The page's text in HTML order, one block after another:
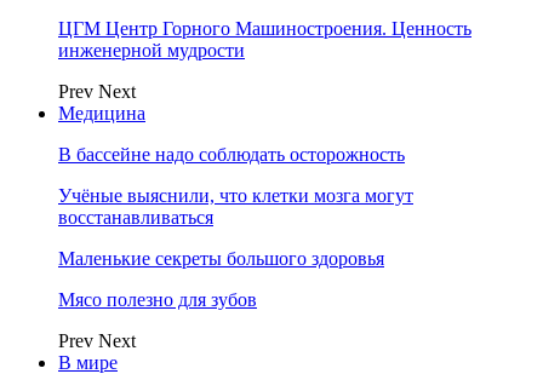
ЦГМ Центр Горного Машиностроения. Ценность
инженерной мудрости
Prev Next
Медицина
В бассейне надо соблюдать осторожность
Учёные выяснили, что клетки мозга могут
восстанавливаться
Маленькие секреты большого здоровья
Мясо полезно для зубов
Prev Next
В мире